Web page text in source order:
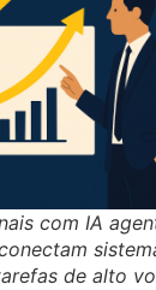
com IA
de alto